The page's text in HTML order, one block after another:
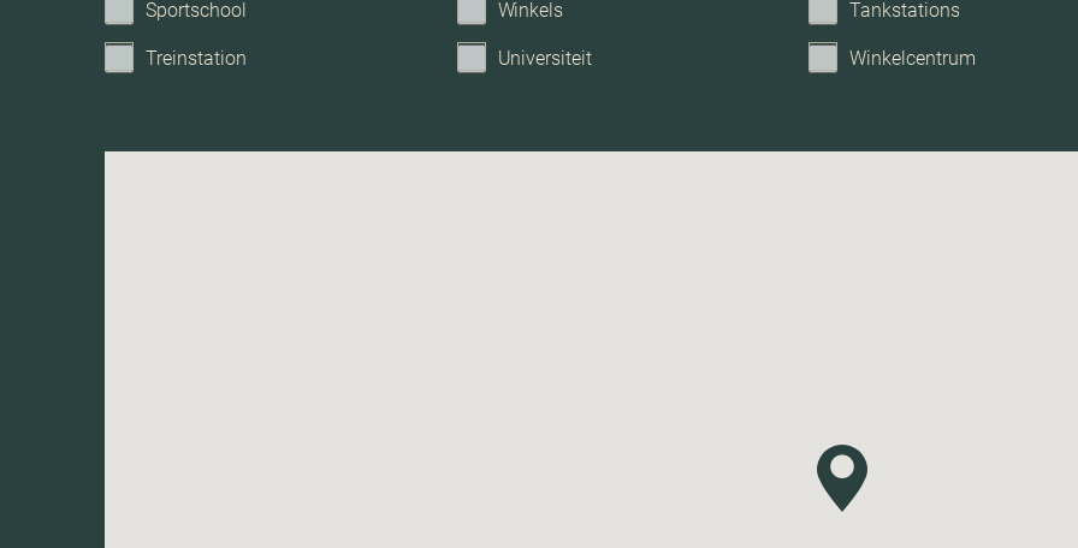
Sportschool Winkels Tankstations
Treinstation Universiteit Winkelcentrum